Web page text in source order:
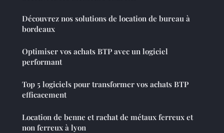
Découvrez nos solutions de location de bureau à
bordeaux
Optimiser vos achats BTP avec un logiciel
performant
Top 5 logiciels pour transformer vos achats BTP
efficacement
Location de benne et rachat de métaux ferreux et
non ferreux à lyon